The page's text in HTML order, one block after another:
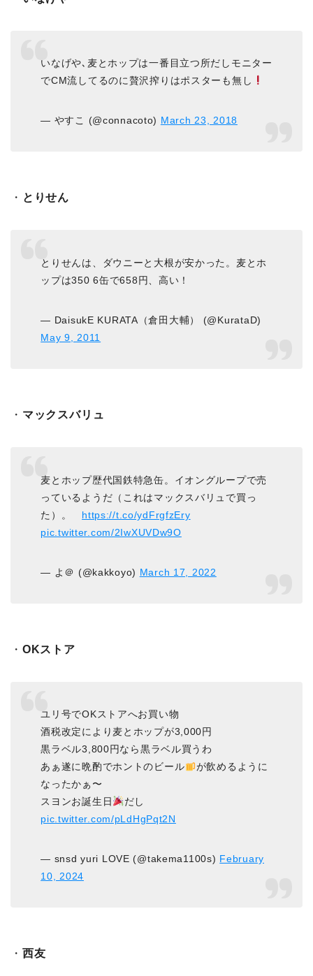
いなげや､麦とホップは一番目立つ所だしモニター
でCM流してるのに贅沢搾りはポスターも無し
— やすこ (@connacoto) March 23, 2018
・ とりせん
とりせんは、ダウニーと大根が安かった。麦とホ
ップは350 6缶で658円、高い！
— DaisukE KURATA（倉田大輔） (@KurataD)
May 9, 2011
・ マックスバリュ
麦とホップ歴代国鉄特急缶。イオングループで売
っているようだ（これはマックスバリュで買っ
た）。 https://t.co/ydFrgfzEry
pic.twitter.com/2IwXUVDw9O
— よ＠ (@kakkoyo) March 17, 2022
・ OKストア
ユリ号でOKストアへお買い物
酒税改定により麦とホップが3,000円
黒ラベル3,800円なら黒ラベル買うわ
あぁ遂に晩酌でホントのビール
が飲めるように
なったかぁ〜
スヨンお誕生日
だし
pic.twitter.com/pLdHgPqt2N
— snsd yuri LOVE (@takema1100s) February
10, 2024
・ 西友